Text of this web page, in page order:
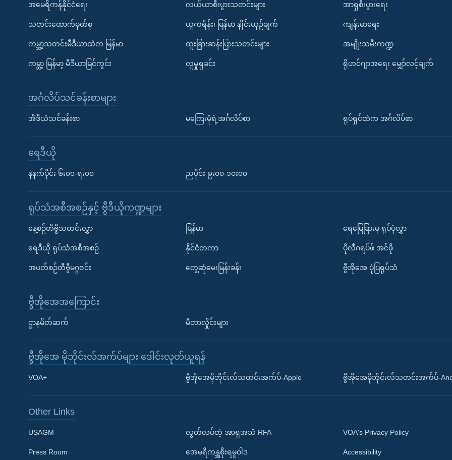
Learning English
ဘာသာစကားများ
အမေရိကန်နိုင်ငံရေး
သတင်းထောက်မှတ်စု
ကမ္ဘာ့သတင်းမီဒီယာထဲက မြန်မာ
ကမ္ဘာ့ မြန်မာ့ မီဒီယာမြင်ကွင်း
လယ်ယာစီးပွားသတင်းများ
ယူကရိန်း၊ မြန်မာ နှိုင်းယှဉ်ချက်
ထူးခြားဆန်းပြားသတင်းများ
လူမှုရှုခင်း
အာရှစီးပွားရေး
ကျန်းမာရေး
အမျိုးသမီးကဏ္ဍ
ရိုဟင်ဂျာအရေး မျှော်လင့်ချက်
အင်္ဂလိပ်သင်ခန်းစာများ
အီဒီယံသင်ခန်းစာ မကြေးမုံရဲ့အင်္ဂလိပ်စာ ရုပ်ရှင်ထဲက အင်္ဂလိပ်စာ
ရေဒီယို
နံနက်ပိုင်း ၆း၀၀-ရး၀၀ ညပိုင်း ၉း၀၀-၁၀း၀၀
ရုပ်သံအစီအစဉ်နှင့် ဗွီဒီယိုကဏ္ဍများ
နေ့စဉ်တီဗွီသတင်းလွှာ
ရေဒီယို ရုပ်သံအစီအစဉ်
အပတ်စဉ်တီဗွီမဂ္ဂဇင်း
မြန်မာ
နိုင်ငံတကာ
တွေ့ဆုံမေးမြန်းခန်း
ရေမြေခြားမှ ရုပ်ပုံလွှာ
ပိုလီဂရပ်ဖ်.အင်ဖို
ဗွီအိုအေ ပုံပြရုပ်သံ
ဗွီအိုအေအကြောင်း
ဌာနမိတ်ဆက် မီတာလှိုင်းများ
ဗွီအိုအေ မိုဘိုင်းလ်အက်ပ်များ ဒေါင်းလုတ်ယူရန်
VOA+ ဗွီအိုအေမိုဘိုင်းလ်သတင်းအက်ပ်-Apple ဗွီအိုအေမိုဘိုင်းလ်သတင်းအက်ပ်-
Other Links
USAGM
Press Room
လွတ်လပ်တဲ့ အာရှအသံ RFA
အေမရိကန္အစိုးရမူဝါဒ
VOA's Privacy Policy
Accessibility